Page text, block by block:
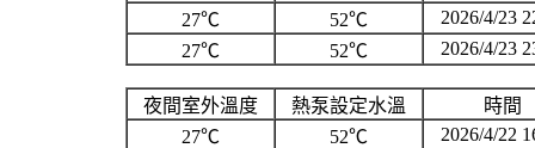
27℃
52℃
2026/4/23
27℃
52℃ 2026/4/23
夜間室外溫度 熱泵設定水溫
時間
27℃
52℃
2026/4/22